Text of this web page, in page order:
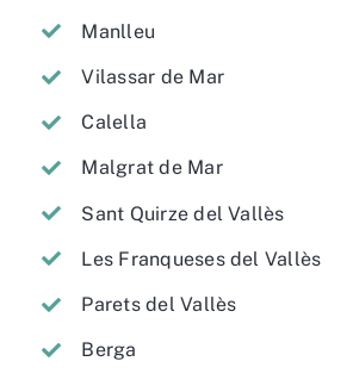
Manlleu
Vilassar de Mar
Calella
Malgrat de Mar
Sant Quirze del Vallès
Les Franqueses del Vallès
Parets del Vallès
Berga